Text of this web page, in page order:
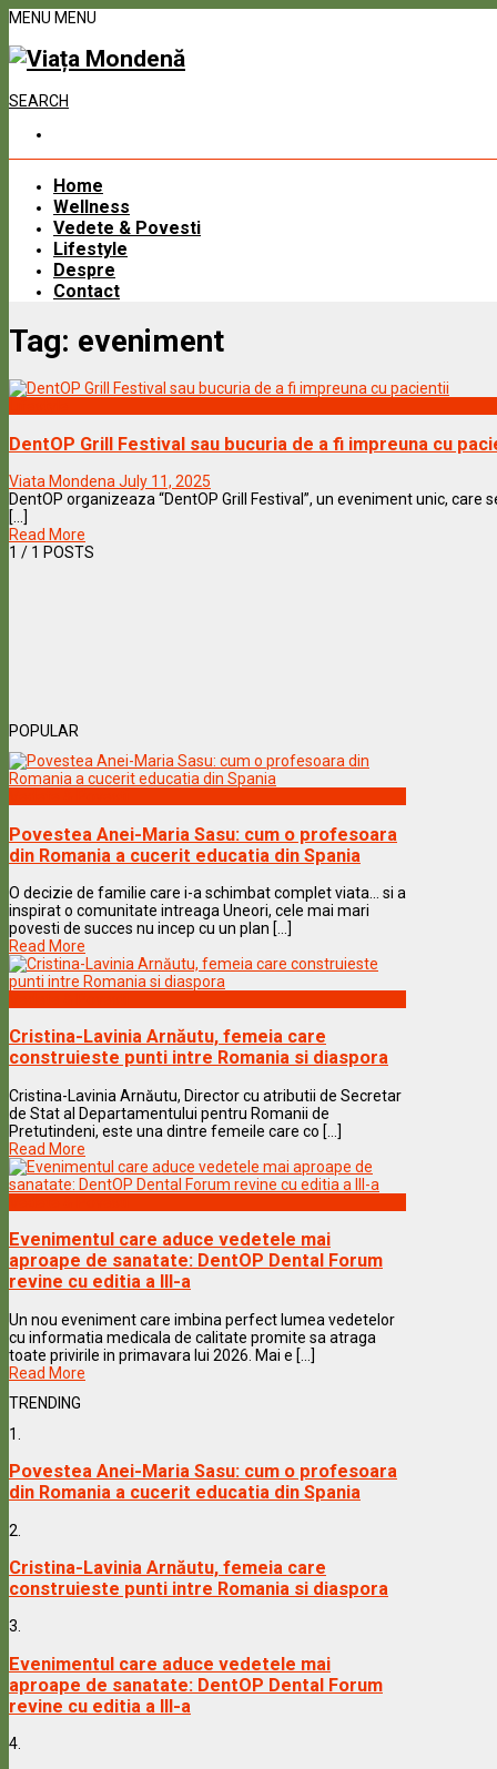
MENU MENU
SEARCH
Home
Wellness
Vedete & Povesti
Lifestyle
Despre
Contact
Tag: eveniment
DentOP Grill Festival sau bucuria de a fi impreuna cu
Viata Mondena July 11, 2025
DentOP organizeaza “DentOP Grill Festival”, un eveniment unic,
[...]
Read More
1 / 1 POSTS
POPULAR
Povestea Anei-Maria Sasu: cum o profesoara
din Romania a cucerit educatia din Spania
O decizie de familie care i-a schimbat complet viata… si a
inspirat o comunitate intreaga Uneori, cele mai mari
povesti de succes nu incep cu un plan [...]
Read More
Cristina-Lavinia Arnăutu, femeia care
construieste punti intre Romania si diaspora
Cristina-Lavinia Arnăutu, Director cu atributii de Secretar
de Stat al Departamentului pentru Romanii de
Pretutindeni, este una dintre femeile care co [...]
Read More
Evenimentul care aduce vedetele mai
aproape de sanatate: DentOP Dental Forum
revine cu editia a III-a
Un nou eveniment care imbina perfect lumea vedetelor
cu informatia medicala de calitate promite sa atraga
toate privirile in primavara lui 2026. Mai e [...]
Read More
TRENDING
1.
Povestea Anei-Maria Sasu: cum o profesoara
din Romania a cucerit educatia din Spania
2.
Cristina-Lavinia Arnăutu, femeia care
construieste punti intre Romania si diaspora
3.
Evenimentul care aduce vedetele mai
aproape de sanatate: DentOP Dental Forum
revine cu editia a III-a
4.